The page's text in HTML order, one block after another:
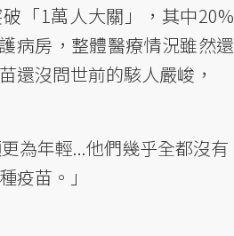
「1萬人大關」，其中20%
病房，整體醫療情況雖然還
還沒問世前的駭人嚴峻，
為年輕...他們幾乎全都沒有
疫苗。」